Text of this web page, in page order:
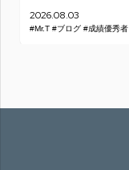
2026.08.03
#Mr.T #ブログ #成績優秀者